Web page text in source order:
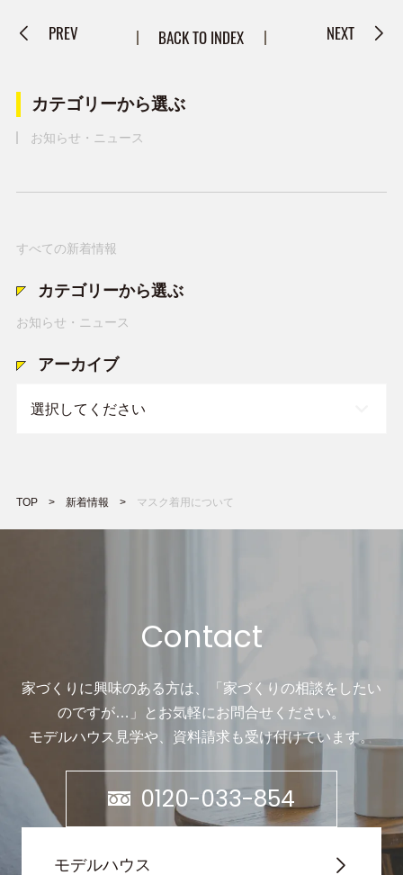
PREV BACK TO INDEX NEXT
カテゴリーから選ぶ
お知らせ・ニュース
すべての新着情報
カテゴリーから選ぶ
お知らせ・ニュース
アーカイブ
TOP 新着情報 マスク着用について
Contact
家づくりに興味のある方は、「家づくりの相談をしたい
のですが…」と お気軽にお問合せください。
モデルハウス見学や、資料請求も受け付けています。
0120-033-854
モデルハウス